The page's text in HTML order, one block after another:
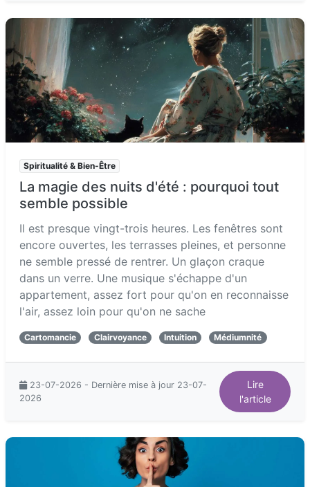
Spiritualité & Bien-Être
La magie des nuits d'été : pourquoi tout
semble possible
Il est presque vingt-trois heures. Les fenêtres sont
encore ouvertes, les terrasses pleines, et personne
ne semble pressé de rentrer. Un glaçon craque
dans un verre. Une musique s'échappe d'un
appartement, assez fort pour qu'on en reconnaisse
l'air, assez loin pour qu'on ne sache
Cartomancie Clairvoyance Intuition Médiumnité
23-07-2026 - Dernière mise à jour 23-07-
2026
Lire
l'article